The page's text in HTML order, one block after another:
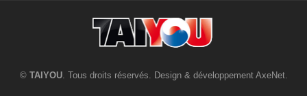
© TAIYOU. Tous droits réservés. Design & développement AxeNet.